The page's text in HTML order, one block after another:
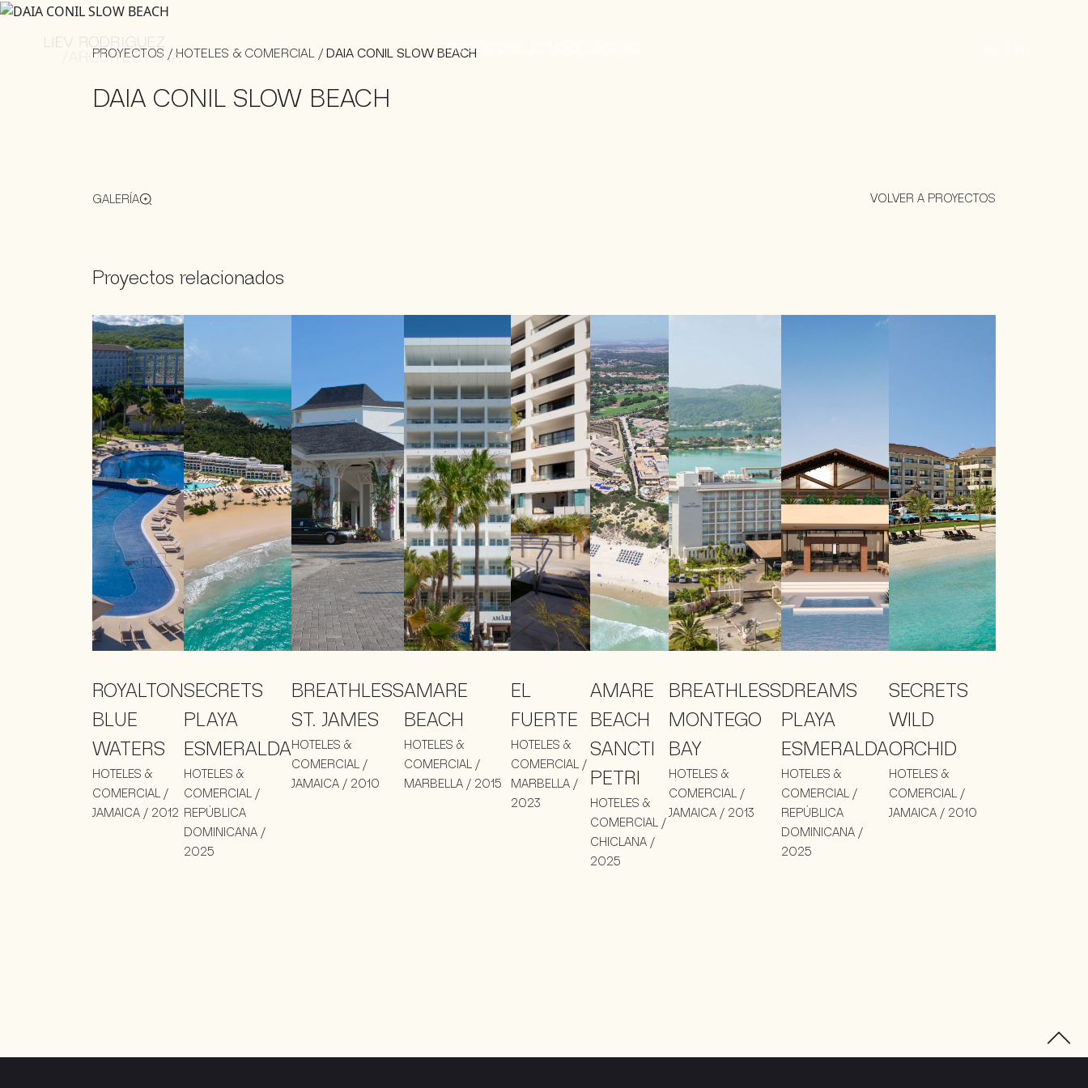
PROYECTOS
PROYECTOS / HOTELES & COMERCIAL / DAIA CONIL SLOW BEACH
DAIA CONIL SLOW BEACH
GALERÍA VOLVER A PROYECTOS
Proyectos relacionados
ROYALTON
BLUE
WATERS
HOTELES &
COMERCIAL /
JAMAICA / 2012
SECRETS
PLAYA
ESMERALDA
HOTELES &
COMERCIAL /
REPÚBLICA
DOMINICANA /
2025
BREATHLESS
ST. JAMES
HOTELES &
COMERCIAL /
JAMAICA / 2010
AMARE
BEACH
HOTELES &
COMERCIAL /
MARBELLA / 2015
EL
FUERTE
HOTELES &
COMERCIAL /
MARBELLA /
2023
AMARE
BEACH
SANCTI
PETRI
HOTELES &
COMERCIAL /
CHICLANA /
2025
BREATHLESS
MONTEGO
BAY
HOTELES &
COMERCIAL /
JAMAICA / 2013
DREAMS
PLAYA
ESMERALDA
HOTELES &
COMERCIAL /
REPÚBLICA
DOMINICANA /
2025
SECRETS
WILD
ORCHID
HOTELES &
COMERCIAL /
JAMAICA / 2010